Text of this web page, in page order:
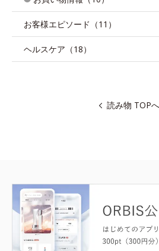
お客様エピソード（11）
ヘルスケア（18）
読み物 TOPへ